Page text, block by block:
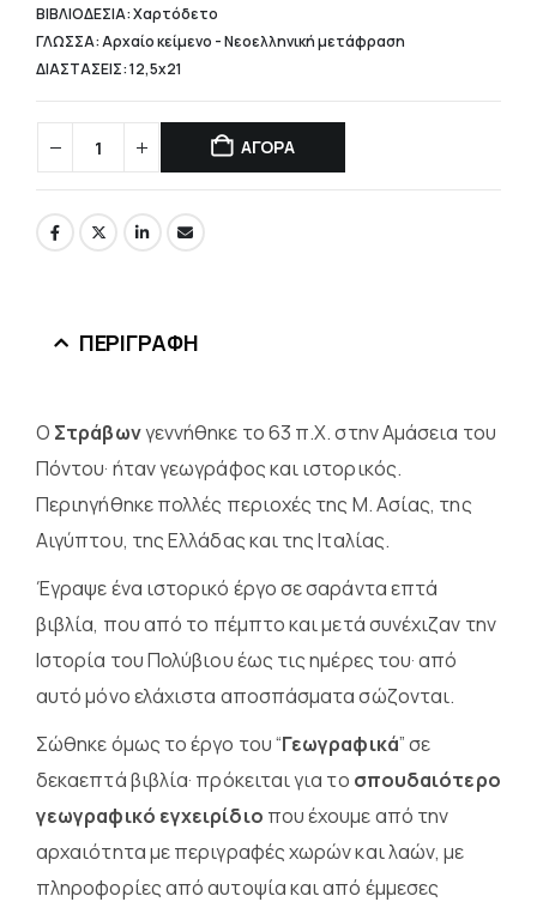
ΒΙΒΛΙΟΔΕΣΙΑ: Χαρτόδετο
ΓΛΩΣΣΑ: Αρχαίο κείμενο - Νεοελληνική μετάφραση
ΔΙΑΣΤΑΣΕΙΣ: 12,5x21
ΑΓΟΡΑ
ΠΕΡΙΓΡΑΦΉ
Ο Στράβωνγεννήθηκε το 63 π.Χ. στην Αμάσεια του
Πόντου· ήταν γεωγράφος και ιστορικός.
Περιηγήθηκε πολλές περιοχές της Μ. Ασίας, της
Αιγύπτου, της Ελλάδας και της Ιταλίας.
Έγραψε ένα ιστορικό έργο σε σαράντα επτά
βιβλία, που από το πέμπτο και μετά συνέχιζαν την
Ιστορία του Πολύβιου έως τις ημέρες του· από
αυτό μόνο ελάχιστα αποσπάσματα σώζονται.
Σώθηκε όμως το έργο του “Γεωγραφικά” σε
δεκαεπτά βιβλία· πρόκειται για το σπουδαιότερο
γεωγραφικό εγχειρίδιο που έχουμε από την
αρχαιότητα με περιγραφές χωρών και λαών, με
πληροφορίες από αυτοψία και από έμμεσες